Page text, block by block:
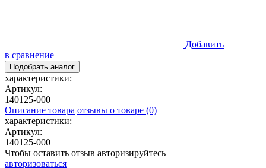
Добавить
в сравнение
Подобрать аналог
характеристики:
Артикул:
140125-000
Описание товара отзывы о товаре (0)
характеристики:
Артикул:
140125-000
Чтобы оставить отзыв авторизируйтесь
авторизоваться